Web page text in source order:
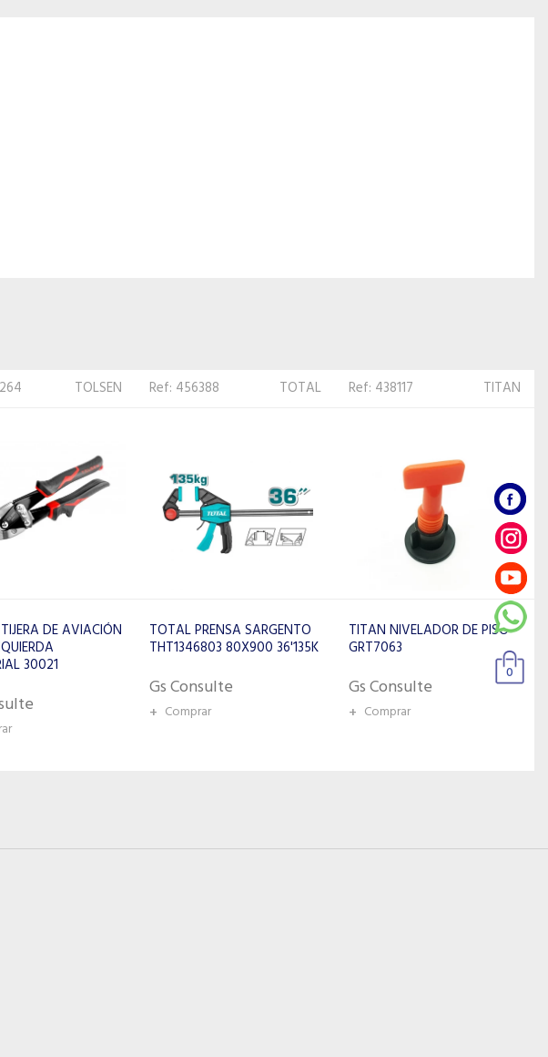
TOTAL
SARGENTO
80X900 36'135K
Ref: 438117 TITAN
TITAN NIVELADOR DE PISO
GRT7063
Gs Consulte
+ Comprar
Ref: 418058 TOLSEN
TOLSEN REGLA
ESCUADRADA DE NIVEL
12"300MM
Gs Consulte
0